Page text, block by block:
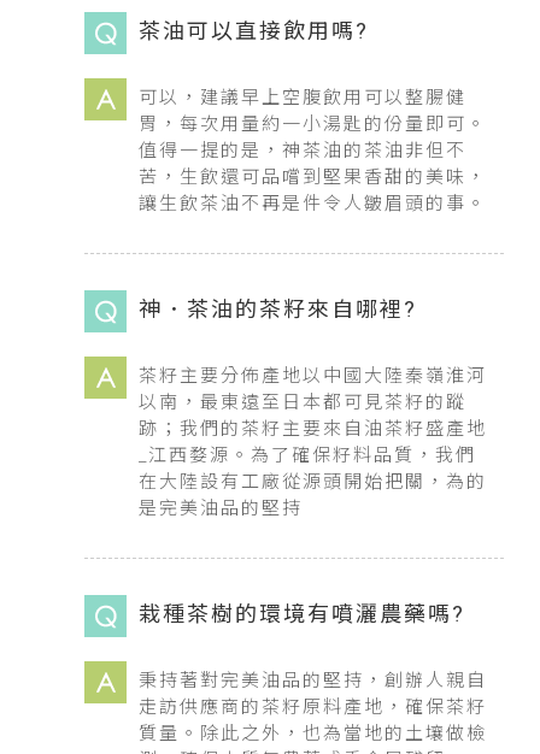
茶油可以直接飲用嗎?
可以，建議早上空腹飲用可以整腸健
胃，每次用量約一小湯匙的份量即可。
值得一提的是，神茶油的茶油非但不
苦，生飲還可品嚐到堅果香甜的美味，
讓生飲茶油不再是件令人皺眉頭的事。
神．茶油的茶籽來自哪裡?
茶籽主要分佈產地以中國大陸秦嶺淮河
以南，最東遠至日本都可見茶籽的蹤
跡；我們的茶籽主要來自油茶籽盛產地
_江西婺源。為了確保籽料品質，我們
在大陸設有工廠從源頭開始把關，為的
是完美油品的堅持
栽種茶樹的環境有噴灑農藥嗎?
秉持著對完美油品的堅持，創辦人親自
走訪供應商的茶籽原料產地，確保茶籽
質量。除此之外，也為當地的土壤做檢